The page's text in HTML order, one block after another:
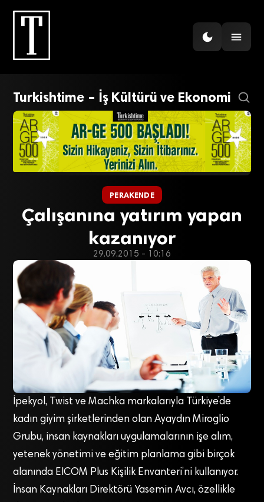
Turkishtime – İş Kültürü ve Ekonomi
PERAKENDE
Çalışanına yatırım yapan
kazanıyor
29.09.2015 - 10:16
İpekyol, Twist ve Machka markalarıyla Türkiye’de
kadın giyim şirketlerinden olan Ayaydın Miroglio
Grubu, insan kaynakları uygulamalarının işe alım,
yetenek yönetimi ve eğitim planlama gibi birçok
alanında EICOM Plus Kişilik Envanteri’ni kullanıyor.
İnsan Kaynakları Direktörü Yasemin Avcı, özellikle